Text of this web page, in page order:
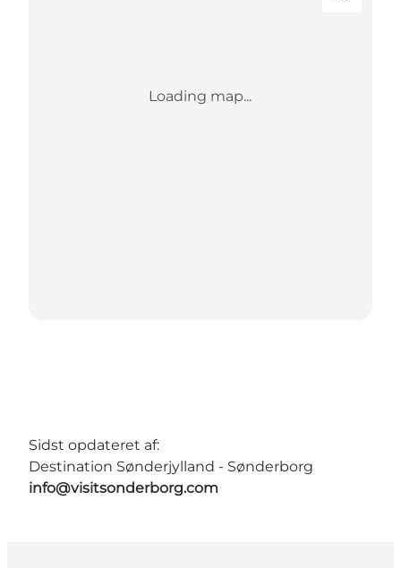
Loading map...
Sidst opdateret af:
Destination Sønderjylland - Sønderborg
info@visitsonderborg.com